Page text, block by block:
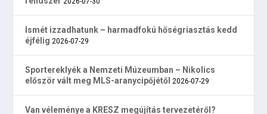
Ismét izzadhatunk – harmadfokú hőségriasztás kedd
éjfélig 2026-07-29
Sportereklyék a Nemzeti Múzeumban – Nikolics
először vált meg MLS-aranycipőjétől 2026-07-29
Van véleménye a KRESZ megújítás tervezetéről?